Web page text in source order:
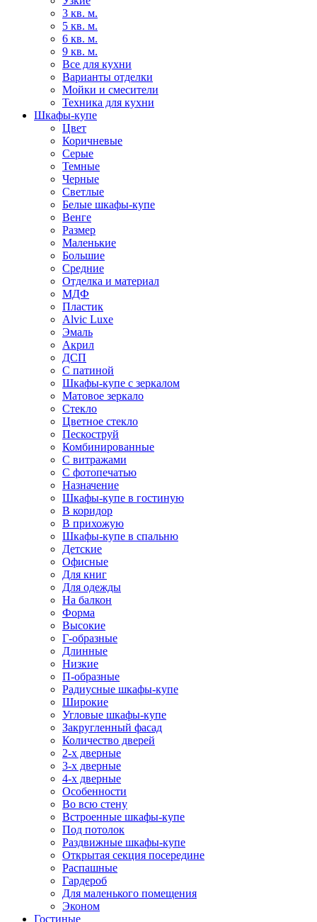
3 кв. м.
5 кв. м.
6 кв. м.
9 кв. м.
Все для кухни
Варианты отделки
Мойки и смесители
Техника для кухни
Шкафы-купе
Цвет
Коричневые
Серые
Темные
Черные
Светлые
Белые шкафы-купе
Венге
Размер
Маленькие
Большие
Средние
Отделка и материал
МДФ
Пластик
Alvic Luxe
Эмаль
Акрил
ДСП
С патиной
Шкафы-купе с зеркалом
Матовое зеркало
Стекло
Цветное стекло
Пескоструй
Комбинированные
С витражами
С фотопечатью
Назначение
Шкафы-купе в гостиную
В коридор
В прихожую
Шкафы-купе в спальню
Детские
Офисные
Для книг
Для одежды
На балкон
Форма
Высокие
Г-образные
Длинные
Низкие
П-образные
Радиусные шкафы-купе
Широкие
Угловые шкафы-купе
Закругленный фасад
Количество дверей
2-х дверные
3-х дверные
4-х дверные
Особенности
Во всю стену
Встроенные шкафы-купе
Под потолок
Раздвижные шкафы-купе
Открытая секция посередине
Распашные
Гардероб
Для маленького помещения
Эконом
Гостиные